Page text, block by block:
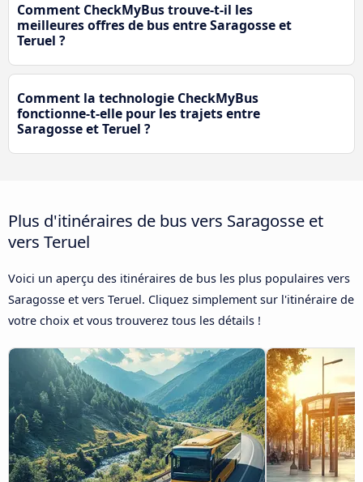
Comment CheckMyBus trouve-t-il les
meilleures offres de bus entre Saragosse et
Teruel ?
Comment la technologie CheckMyBus
fonctionne-t-elle pour les trajets entre
Saragosse et Teruel ?
Plus d'itinéraires de bus vers Saragosse et
vers Teruel
Voici un aperçu des itinéraires de bus les plus populaires vers
Saragosse et vers Teruel. Cliquez simplement sur l'itinéraire de
votre choix et vous trouverez tous les détails !